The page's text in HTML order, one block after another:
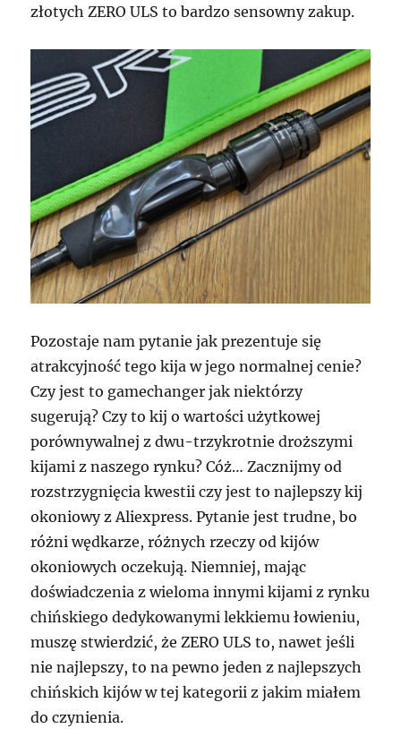
złotych ZERO ULS to bardzo sensowny zakup.
Pozostaje nam pytanie jak prezentuje się
atrakcyjność tego kija w jego normalnej cenie?
Czy jest to gamechanger jak niektórzy
sugerują? Czy to kij o wartości użytkowej
porównywalnej z dwu-trzykrotnie droższymi
kijami z naszego rynku? Cóż… Zacznijmy od
rozstrzygnięcia kwestii czy jest to najlepszy kij
okoniowy z Aliexpress. Pytanie jest trudne, bo
różni wędkarze, różnych rzeczy od kijów
okoniowych oczekują. Niemniej, mając
doświadczenia z wieloma innymi kijami z rynku
chińskiego dedykowanymi lekkiemu łowieniu,
muszę stwierdzić, że ZERO ULS to, nawet jeśli
nie najlepszy, to na pewno jeden z najlepszych
chińskich kijów w tej kategorii z jakim miałem
do czynienia.